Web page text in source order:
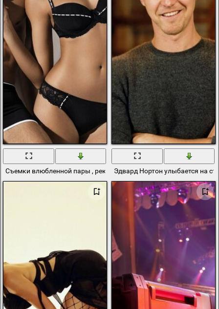
Съемки влюбленной пары , рекламирующий чёрное белье.
Эдвард Нортон улыбается на